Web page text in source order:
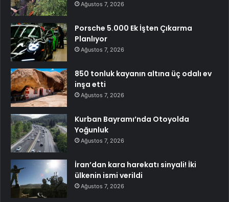
Ağustos 7, 2026
Porsche 5.000 Ek İşten Çıkarma
Planlıyor
Ağustos 7, 2026
850 tonluk kayanın altına üç odalı ev
inşa etti
Ağustos 7, 2026
Kurban Bayramı’nda Otoyolda
Yoğunluk
Ağustos 7, 2026
İran’dan kara harekatı sinyali! İki
ülkenin ismi verildi
Ağustos 7, 2026